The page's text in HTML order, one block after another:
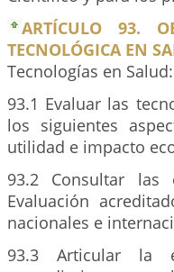
ARTÍCULO 93.
TECNOLÓGICA EN
Tecnologías en Salud:
93.1 Evaluar las
los siguientes
utilidad e impacto
93.2 Consultar las
Evaluación
nacionales e
93.3 Articular la